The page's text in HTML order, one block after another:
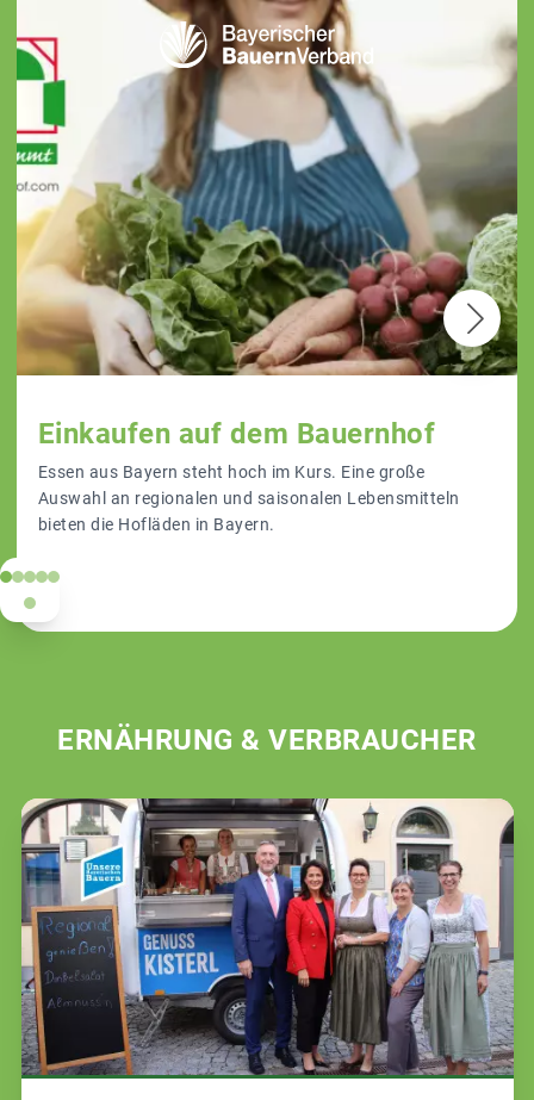
Einkaufen auf dem Bauernhof
Essen aus Bayern steht hoch im Kurs. Eine große
Auswahl an regionalen und saisonalen Lebensmitteln
bieten die Hofläden in Bayern.
ERNÄHRUNG & VERBRAUCHER